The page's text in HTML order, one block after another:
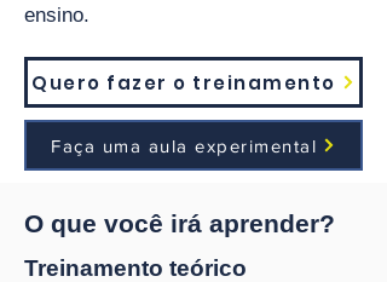
ensino.
Quero fazer o treinamento
Faça uma aula experimental
O que você irá aprender?
Treinamento teórico